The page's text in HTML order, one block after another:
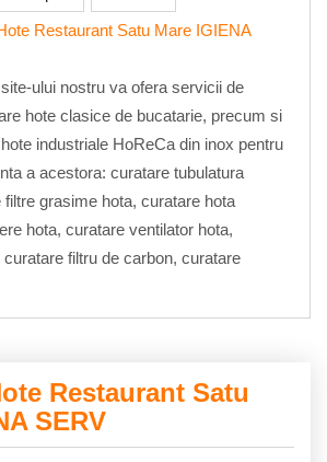
ului nostru va ofera servicii de
hote clasice de bucatarie, precum si
industriale HoReCa din inox pentru
a acestora: curatare tubulatura
grasime hota, curatare hota
hota, curatare ventilator hota,
filtru de carbon, curatare
Restaurant Satu
SERV